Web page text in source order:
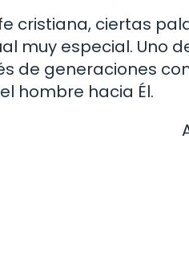
cristiana, ciertas
muy especial. Uno
de generaciones
hombre hacia Él.